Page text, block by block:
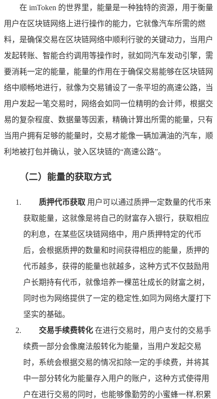
在 imToken 的世界里，能量是一种独特的资源，用于衡量
用户在区块链网络上进行操作的能力，它就像汽车所需的燃
料，是确保交易在区块链网络中顺利行驶的关键动力，当用户
发起转账、智能合约调用等操作时，就如同汽车发动引擎，需
要消耗一定的能量，能量的作用在于确保交易能够在区块链网
络中顺畅地进行，就像为交易铺设了一条平坦的高速公路，当
用户发起一笔交易时，网络会如同一位精明的会计师，根据交
易的复杂程度、数据量等因素，精确计算出所需的能量，只有
当用户拥有足够的能量时，交易才能像一辆加满油的汽车，顺
利地被打包并确认，驶入区块链的“高速公路”。
（二）能量的获取方式
质押代币获取 用户可以通过质押一定数量的代币来
获取能量，这就像是将自己的财富存入银行，获取相应
的利息，在某些区块链网络中，用户质押特定的代币
后，会根据质押的数量和时间获得相应的能量，质押的
代币越多，获得的能量也就越多，这种方式不仅鼓励用
户长期持有代币，就像培养一棵茁壮成长的财富之树，
同时也为网络提供了一定的稳定性,如同为网络大厦打下
坚实的基础。
交易手续费转化 在进行交易时，用户支付的交易手
续费一部分会像魔法般转化为能量，当用户发起交易
时，系统会根据交易的情况扣除一定的手续费，并将其
中一部分转化为能量存入用户的账户，这种方式使得用
户在进行交易的同时，也能够像勤劳的小蜜蜂一样,积累